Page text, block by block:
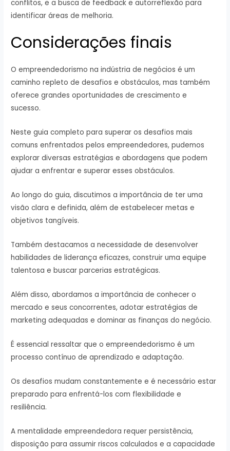
conflitos, e a busca de feedback e autorreflexão para
identificar áreas de melhoria.
Considerações finais
O empreendedorismo na indústria de negócios é um
caminho repleto de desafios e obstáculos, mas também
oferece grandes oportunidades de crescimento e
sucesso.
Neste guia completo para superar os desafios mais
comuns enfrentados pelos empreendedores, pudemos
explorar diversas estratégias e abordagens que podem
ajudar a enfrentar e superar esses obstáculos.
Ao longo do guia, discutimos a importância de ter uma
visão clara e definida, além de estabelecer metas e
objetivos tangíveis.
Também destacamos a necessidade de desenvolver
habilidades de liderança eficazes, construir uma equipe
talentosa e buscar parcerias estratégicas.
Além disso, abordamos a importância de conhecer o
mercado e seus concorrentes, adotar estratégias de
marketing adequadas e dominar as finanças do negócio.
É essencial ressaltar que o empreendedorismo é um
processo contínuo de aprendizado e adaptação.
Os desafios mudam constantemente e é necessário estar
preparado para enfrentá-los com flexibilidade e
resiliência.
A mentalidade empreendedora requer persistência,
disposição para assumir riscos calculados e a capacidade